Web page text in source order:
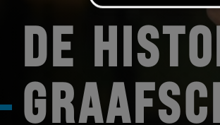
DE